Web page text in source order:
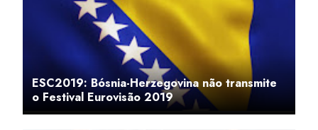
ESC2019: Bósnia-Herzegovina não transmite
o Festival Eurovisão 2019